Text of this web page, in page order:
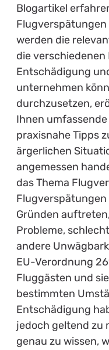
Blogartikel
werden die
die
Entschädigung
unternehmen
durchzusetzen,
Ihnen
praxisnahe Tipps
ärgerlichen
angemessen
das Thema
Flugverspätungen
Gründen
Probleme,
andere
EU-Verordnung
Fluggästen und
bestimmten
Entschädigung
jedoch geltend zu
genau zu wissen,